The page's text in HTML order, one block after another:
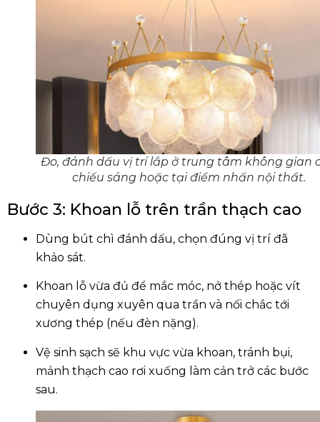
Đo, đánh dấu vị trí lắp ở trung tâm không gian
chiếu sáng hoặc tại điểm nhấn nội thất.
Bước 3: Khoan lỗ trên trần thạch cao
Dùng bút chì đánh dấu, chọn đúng vị trí đã
khảo sát.
Khoan lỗ vừa đủ để mắc móc, nở thép hoặc vít
chuyên dụng xuyên qua trần và nối chắc tới
xương thép (nếu đèn nặng).
Vệ sinh sạch sẽ khu vực vừa khoan, tránh bụi,
mảnh thạch cao rơi xuống làm cản trở các bước
sau.